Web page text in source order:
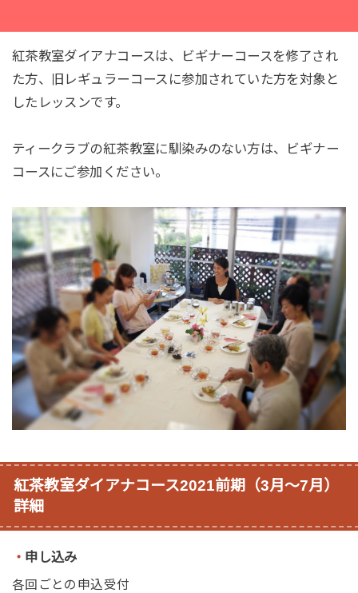
紅茶教室ダイアナコースは、ビギナーコースを修了され
た方、旧レギュラーコースに参加されていた方を対象と
したレッスンです。
ティークラブの紅茶教室に馴染みのない方は、ビギナー
コースにご参加ください。
紅茶教室ダイアナコース2021前期（3月～7月）
詳細
・ 申し込み
各回ごとの申込受付